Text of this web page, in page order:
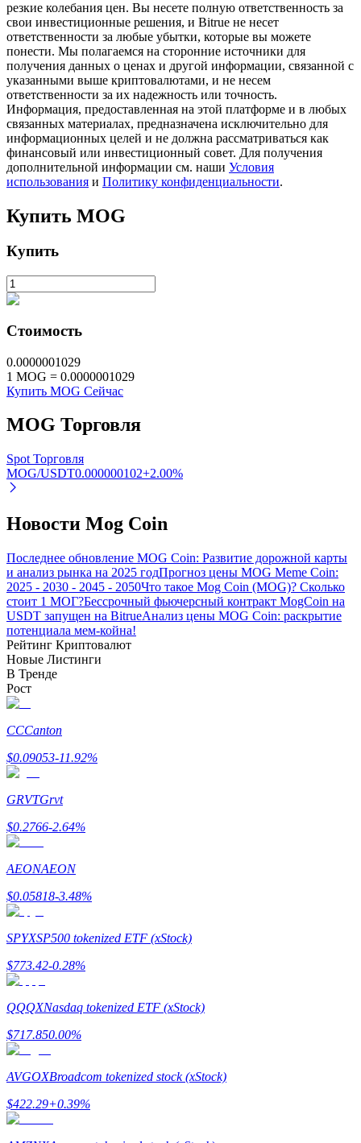
Авто Инвест
Получите долгосрочную прибыль и гибкие проценты
Узнайте о пассивном доходе
До 65% комиссии!
Реферал
вознаграждения
Deposit CASHCAT & Win
резкие колебания цен. Вы несете полную ответственность за
свои инвестиционные решения, и Bitrue не несет
ответственности за любые убытки, которые вы можете
понести. Мы полагаемся на сторонние источники для
получения данных о ценах и другой информации, связанной с
указанными выше криптовалютами, и не несем
ответственности за их надежность или точность.
Информация, предоставленная на этой платформе и в любых
связанных материалах, предназначена исключительно для
информационных целей и не должна рассматриваться как
финансовый или инвестиционный совет. Для получения
дополнительной информации см. наши Условия
использования и Политику конфиденциальности.
Купить MOG
Купить
Стоимость
0.0000001029
1 MOG = 0.0000001029
Купить MOG Сейчас
MOG Торговля
Spot Торговля
MOG/USDT0.000000102+2.00%
Новости Mog Coin
Последнее обновление MOG Coin: Развитие дорожной карты
и анализ рынка на 2025 годПрогноз цены MOG Meme Coin:
2025 - 2030 - 2045 - 2050Что такое Mog Coin (MOG)? Сколько
стоит 1 МОГ?Бессрочный фьючерсный контракт MogCoin на
USDT запущен на BitrueАнализ цены MOG Coin: раскрытие
потенциала мем-койна!
Рейтинг Криптовалют
Новые Листинги
В Тренде
Рост
CCCanton
$0.09053-11.92%
GRVTGrvt
$0.2766-2.64%
AEONAEON
$0.05818-3.48%
SPYXSP500 tokenized ETF (xStock)
$773.42-0.28%
QQQXNasdaq tokenized ETF (xStock)
$717.850.00%
AVGOXBroadcom tokenized stock (xStock)
$422.29+0.39%